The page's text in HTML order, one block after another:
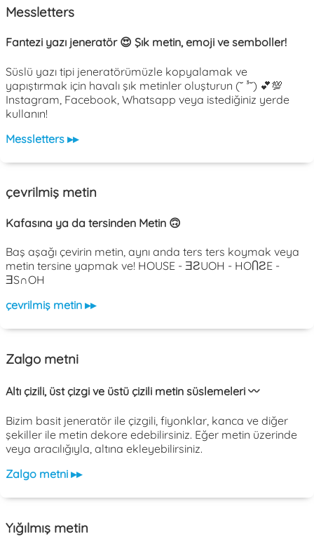
Messletters
Fantezi yazı jeneratör 😍 Şık metin, emoji ve semboller!
Süslü yazı tipi jeneratörümüzle kopyalamak ve
yapıştırmak için havalı şık metinler oluşturun (˘ ³˘) 💕💯
Instagram, Facebook, Whatsapp veya istediğiniz yerde
kullanın!
Messletters ▸▸
çevrilmiş metin
Kafasına ya da tersinden Metin 🙃
Baş aşağı çevirin metin, aynı anda ters ters koymak veya
metin tersine yapmak ve! HOUSE - ƎƧUOH - HOႶƧE -
ƎS∩OH
çevrilmiş metin ▸▸
Zalgo metni
Altı çizili, üst çizgi ve üstü çizili metin süslemeleri 〰️
Bizim basit jeneratör ile çizgili, fiyonklar, kanca ve diğer
şekiller ile metin dekore edebilirsiniz. Eğer metin üzerinde
veya aracılığıyla, altına ekleyebilirsiniz.
Zalgo metni ▸▸
Yığılmış metin